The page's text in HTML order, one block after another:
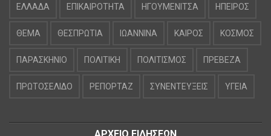
ΕΛΛΑΔΑ ΕΠΙΚΑΙΡΟΤΗΤΑ ΗΓΟΥΜΕΝΙΤΣΑ ΗΠΕΙΡΟΣ
ΘΕΜΑ ΘΕΣΠΡΩΤΙΑ ΙΩΑΝΝΙΝΑ ΚΑΙΡΟΣ ΚΟΣΜΟΣ
ΠΑΡΑΣΚΗΝΙΟ ΠΟΛΙΤΙΚΗ ΠΟΛΙΤΙΣΜΟΣ ΠΡΕΒΕΖΑ
ΠΡΩΤΟΣΕΛΙΔΟ ΡΕΠΟΡΤΑΖ ΣΥΝΕΝΤΕΥΞΕΙΣ ΥΓΕΙΑ